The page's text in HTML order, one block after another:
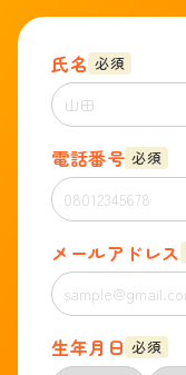
氏名 必須
電話番号 必須
メールアドレス
生年月日 必須